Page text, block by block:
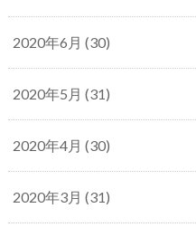
2020年6月 (30)
2020年5月 (31)
2020年4月 (30)
2020年3月 (31)